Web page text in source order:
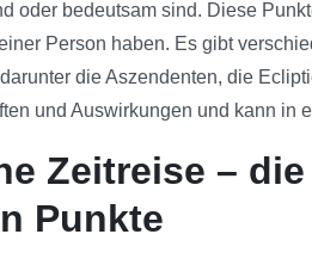
oder bedeutsam sind. Diese
Person haben. Es gibt
die Aszendenten, die
und Auswirkungen und kann in
Zeitreise –
Punkte